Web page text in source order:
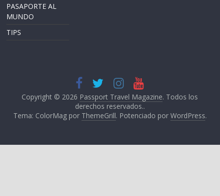
PASAPORTE AL
MUNDO
TIPS
Copyright © 2026 Passport Travel Magazine. Todos los
derechos reservados..
Tema: ColorMag por ThemeGrill. Potenciado por WordPress.